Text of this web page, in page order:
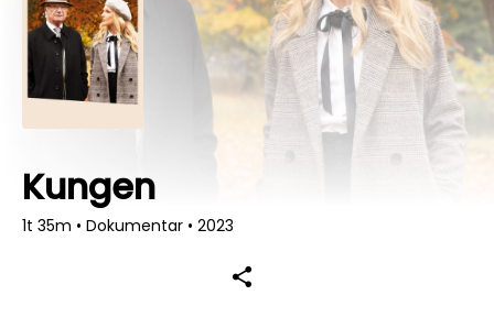
Kungen
1t 35m • Dokumentar • 2023